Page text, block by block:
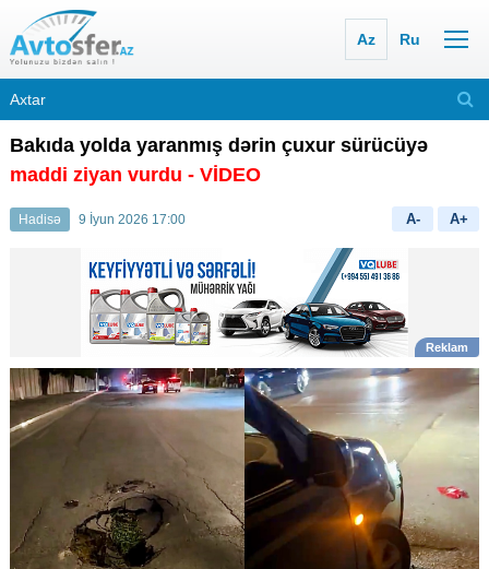
Az Ru
Bakıda yolda yaranmış dərin çuxur sürücüyə
maddi ziyan vurdu - VİDEO
Hadisə 9 İyun 2026 17:00 A- A+